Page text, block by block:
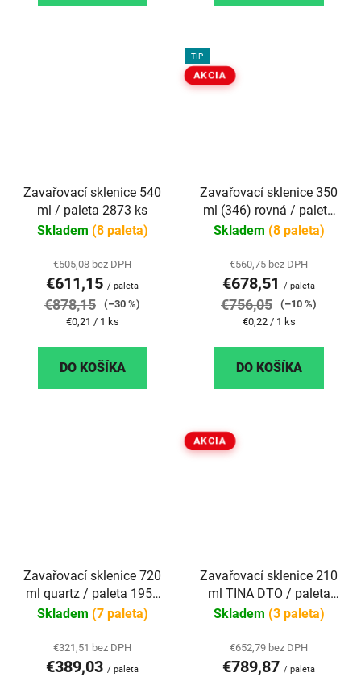
Zavařovací sklenice 540
ml / paleta 2873 ks
Skladem (8 paleta)
€505,08 bez DPH
€611,15 / paleta
€878,15
(–30 %)
Jednotková
€0,21 / 1 ks
DO KOŠÍKA
TIP
AKCIA
Zavařovací sklenice 350
ml (346) rovná / paleta
3211 ks
Skladem (8 paleta)
€560,75 bez DPH
€678,51 / paleta
€756,05
(–10 %)
Jednotková
€0,22 / 1 ks
DO KOŠÍKA
Zavařovací sklenice 720
ml quartz / paleta 1950
ks
Skladem (7 paleta)
€321,51 bez DPH
€389,03 / paleta
AKCIA
Zavařovací sklenice 210
ml TINA DTO / paleta
4356 ks
Skladem (3 paleta)
€652,79 bez DPH
€789,87 / paleta